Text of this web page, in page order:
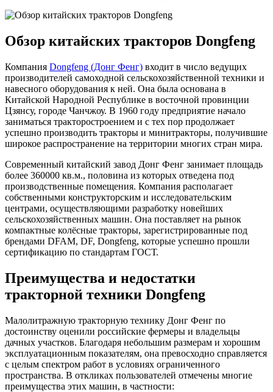
Обзор китайских тракторов Dongfeng
Компания Dongfeng (Донг Фенг) входит в число ведущих
производителей самоходной сельскохозяйственной техники и
навесного оборудования к ней. Она была основана в
Китайской Народной Республике в восточной провинции
Цзянсу, городе Чанчжоу. В 1960 году предприятие начало
заниматься тракторостроением и с тех пор продолжает
успешно производить тракторы и минитракторы, получившие
широкое распространение на территории многих стран мира.
Современный китайский завод Донг Фенг занимает площадь
более 360000 кв.м., половина из которых отведена под
производственные помещения. Компания располагает
собственными конструкторским и исследовательским
центрами, осуществляющими разработку новейших
сельскохозяйственных машин. Она поставляет на рынок
компактные колёсные тракторы, зарегистрированные под
брендами DFAM, DF, Dongfeng, которые успешно прошли
сертификацию по стандартам ГОСТ.
Преимущества и недостатки
тракторной техники Dongfeng
Малолитражную тракторную технику Донг Фенг по
достоинству оценили российские фермеры и владельцы
дачных участков. Благодаря небольшим размерам и хорошим
эксплуатационным показателям, она превосходно справляется
с целым спектром работ в условиях ограниченного
пространства. В откликах пользователей отмечены многие
преимущества этих машин, в частности: